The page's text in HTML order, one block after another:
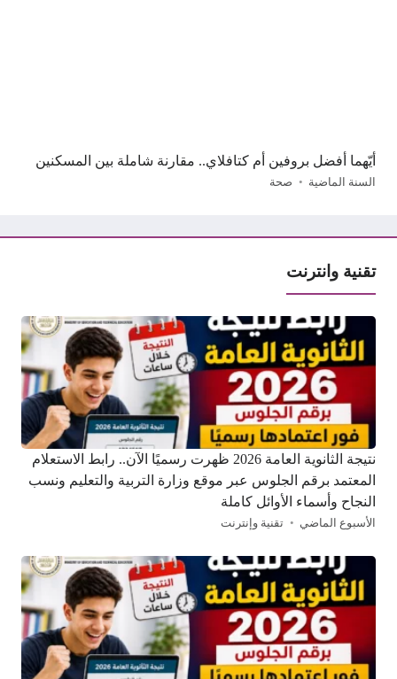
أيّهما أفضل بروفين أم كتافلاي.. مقارنة شاملة بين المسكنين
السنة الماضية صحة
تقنية وانترنت
نتيجة الثانوية العامة 2026 ظهرت رسميًا الآن.. رابط الاستعلام
المعتمد برقم الجلوس عبر موقع وزارة التربية والتعليم ونسب
النجاح وأسماء الأوائل كاملة
الأسبوع الماضي تقنية وإنترنت